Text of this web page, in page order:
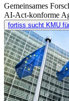
Gemeinsames
AI-Act-konforme
fortiss sucht KMU